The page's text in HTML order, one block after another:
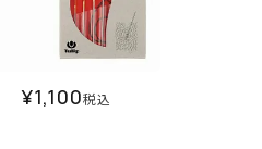
¥1,100税込